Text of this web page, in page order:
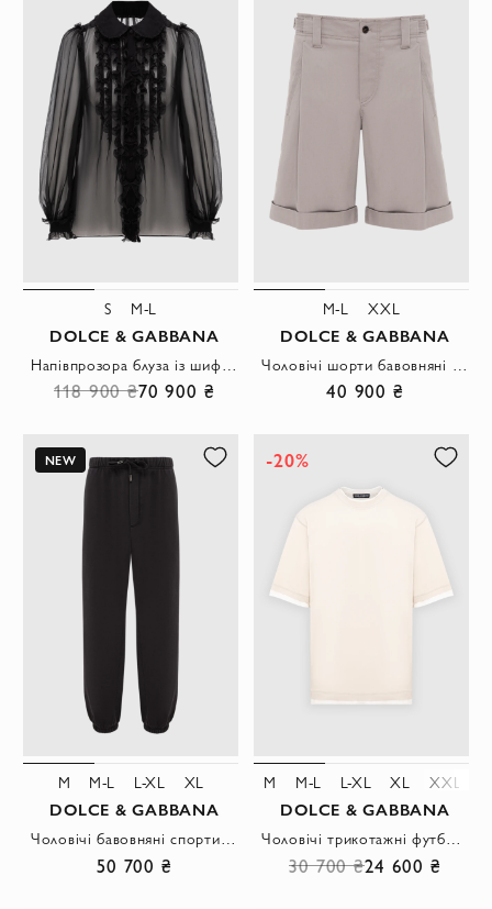
S M-L
DOLCE & GABBANA
118 900 ₴70 900 ₴
M-L XXL
DOLCE & GABBANA
40 900 ₴
NEW
M M-L L-XL XL
DOLCE & GABBANA
50 700 ₴
-20%
M M-L L-XL XL XXL
DOLCE & GABBANA
30 700 ₴24 600 ₴